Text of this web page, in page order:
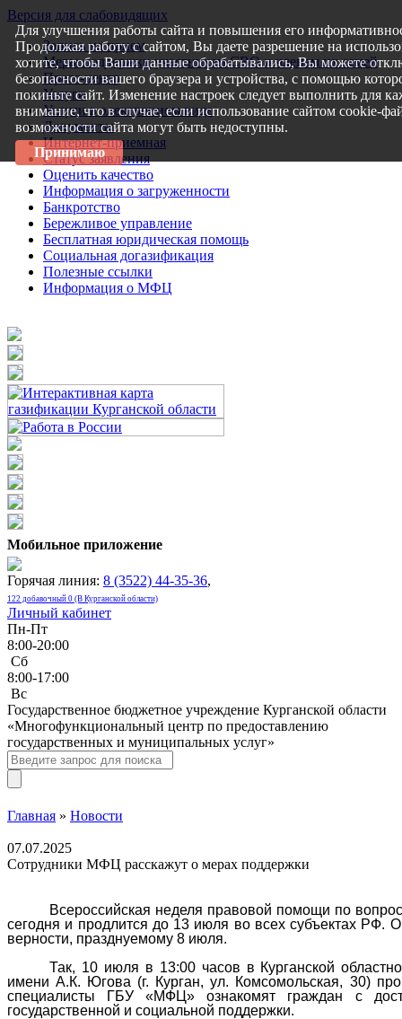
Версия для слабовидящих
Запись на прием
Меры поддержки участникам СВО и членам их семей
Пресс-центр
Услуги
Услуги в электронном виде
Документы
Интернет-приемная
Статус заявления
Оценить качество
Информация о загруженности
Банкротство
Бережливое управление
Бесплатная юридическая помощь
Социальная догазификация
Полезные ссылки
Информация о МФЦ
Мобильное приложение
Горячая линия: 8 (3522) 44-35-36,
122 добавочный 0 (В Курганской области)
Личный кабинет
Пн-Пт
8:00-20:00
Сб
8:00-17:00
Bc
Государственное бюджетное учреждение Курганской области
«Многофункциональный центр по предоставлению
государственных и муниципальных услуг»
Главная » Новости
07.07.2025
Сотрудники МФЦ расскажут о мерах поддержки
Всероссийская неделя правовой помощи по
сегодня и продлится до 13 июля во всех субъектах РФ.
верности, празднуемому 8 июля.
Так, 10 июля в 13:00 часов в Курганской
имени А.К. Югова (г. Курган, ул. Комсомольская, 30)
специалисты ГБУ «МФЦ» ознакомят граждан с
государственной и социальной поддержки.
Для улучшения работы сайта и повышения его
Продолжая работу с сайтом, Вы даете разрешение на
хотите, чтобы Ваши данные обрабатывались, Вы можете
безопасности вашего браузера и устройства, с помощью
покиньте сайт. Изменение настроек следует выполнить для
внимание, что в случае, если использование сайтом cookie-
возможности сайта могут быть недоступны.
Принимаю